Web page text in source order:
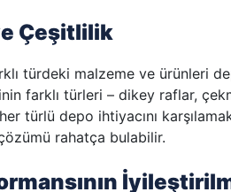
Çeşitlilik
türdeki malzeme ve ürünleri
farklı türleri – dikey raflar,
türlü depo ihtiyacını
rahatça bulabilir.